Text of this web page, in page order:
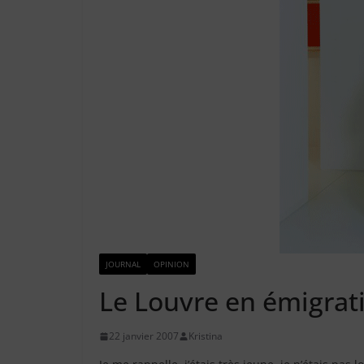
JOURNAL OPINION
Le Louvre en
22 janvier 2007 Kristina